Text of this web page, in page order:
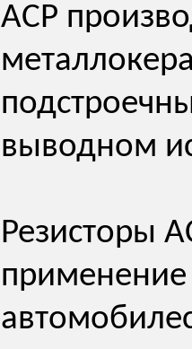
ACP
выводном
Резисторы
применение